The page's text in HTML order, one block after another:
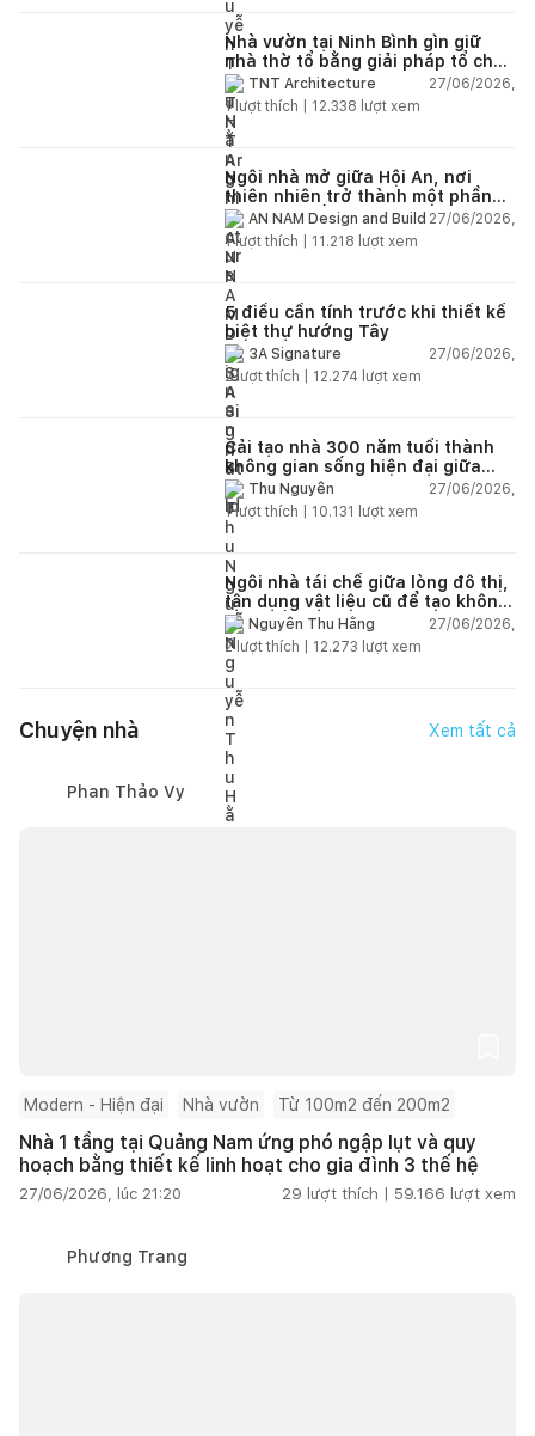
Nhà vườn tại Ninh Bình gìn giữ
nhà thờ tổ bằng giải pháp tổ chức
lại không gian
TNT Architecture
27/06/2026,
1lượt thích | 12.338 lượt xem
Ngôi nhà mở giữa Hội An, nơi
thiên nhiên trở thành một phần
của cuộc sống
AN NAM Design and Build 27/06/2026,
1lượt thích | 11.218 lượt xem
5 điều cần tính trước khi thiết kế
biệt thự hướng Tây
3A Signature
27/06/2026,
2lượt thích | 12.274 lượt xem
Cải tạo nhà 300 năm tuổi thành
không gian sống hiện đại giữa
thiên nhiên
Thu Nguyễn
27/06/2026,
1lượt thích | 10.131 lượt xem
Ngôi nhà tái chế giữa lòng đô thị,
tận dụng vật liệu cũ để tạo không
gian sống linh hoạt
Nguyễn Thu Hằng
27/06/2026,
2lượt thích | 12.273 lượt xem
Chuyện nhà Xem tất cả
Phan Thảo Vy
Modern - Hiện đại Nhà vườn Từ 100m2 đến 200m2
Nhà 1 tầng tại Quảng Nam ứng phó ngập lụt và quy
hoạch bằng thiết kế linh hoạt cho gia đình 3 thế hệ
27/06/2026, lúc 21:20 29 lượt thích | 59.166 lượt xem
Phương Trang